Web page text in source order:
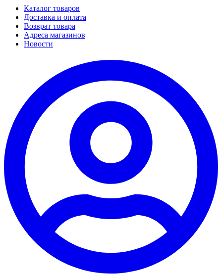
Каталог товаров
Доставка и оплата
Возврат товара
Адреса магазинов
Новости